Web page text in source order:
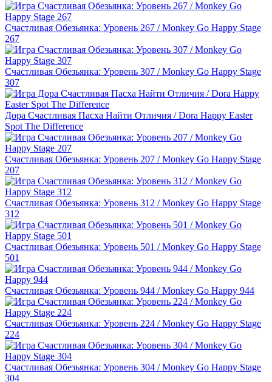
Счастливая Обезьянка: Уровень 267 / Monkey Go Happy Stage
267
Счастливая Обезьянка: Уровень 307 / Monkey Go Happy Stage
307
Дора Счастливая Пасха Найти Отличия / Dora Happy Easter
Spot The Difference
Счастливая Обезьянка: Уровень 207 / Monkey Go Happy Stage
207
Счастливая Обезьянка: Уровень 312 / Monkey Go Happy Stage
312
Счастливая Обезьянка: Уровень 501 / Monkey Go Happy Stage
501
Счастливая Обезьянка: Уровень 944 / Monkey Go Happy 944
Счастливая Обезьянка: Уровень 224 / Monkey Go Happy Stage
224
Счастливая Обезьянка: Уровень 304 / Monkey Go Happy Stage
304